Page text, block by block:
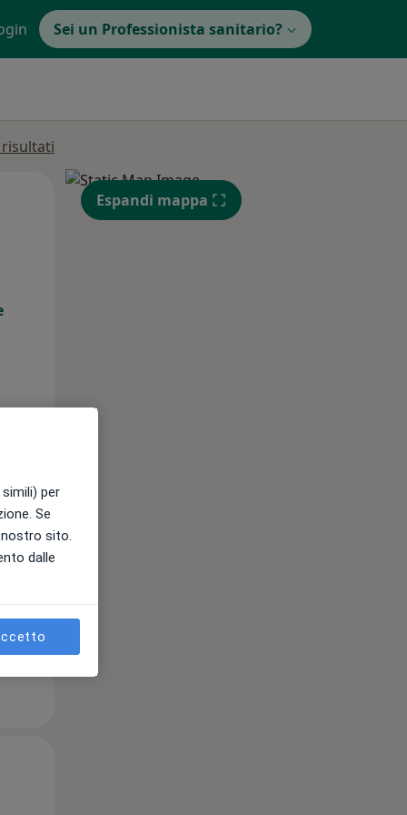
Sei un Professionista sanitario?
Mer, Gio,
13 Ago
11 Ago
Espandi mappa
per
Se
sito.
dalle